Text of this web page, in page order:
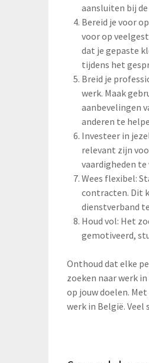
aansluiten bij
Bereid je voor
voor op
dat je gepaste
tijdens het
Breid je
werk. Maak
aanbevelingen
anderen te
Investeer in
relevant zijn
vaardigheden te
Wees flexibel:
contracten. Dit
dienstverband
Houd vol: Het
gemotiveerd,
Onthoud dat elke
zoeken naar werk
op jouw doelen.
werk in België. Veel